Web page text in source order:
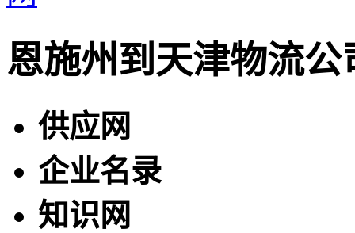
恩施州到天津物流公
供应网
企业名录
知识网